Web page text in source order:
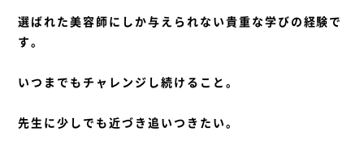
選ばれた美容師にしか与えられない貴重な学びの経験で
す。
いつまでもチャレンジし続けること。
先生に少しでも近づき追いつきたい。